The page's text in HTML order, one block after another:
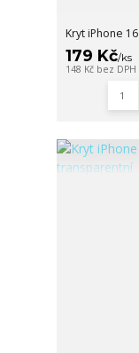
Kryt iPhone
179 Kč/ks
148 Kč bez DPH